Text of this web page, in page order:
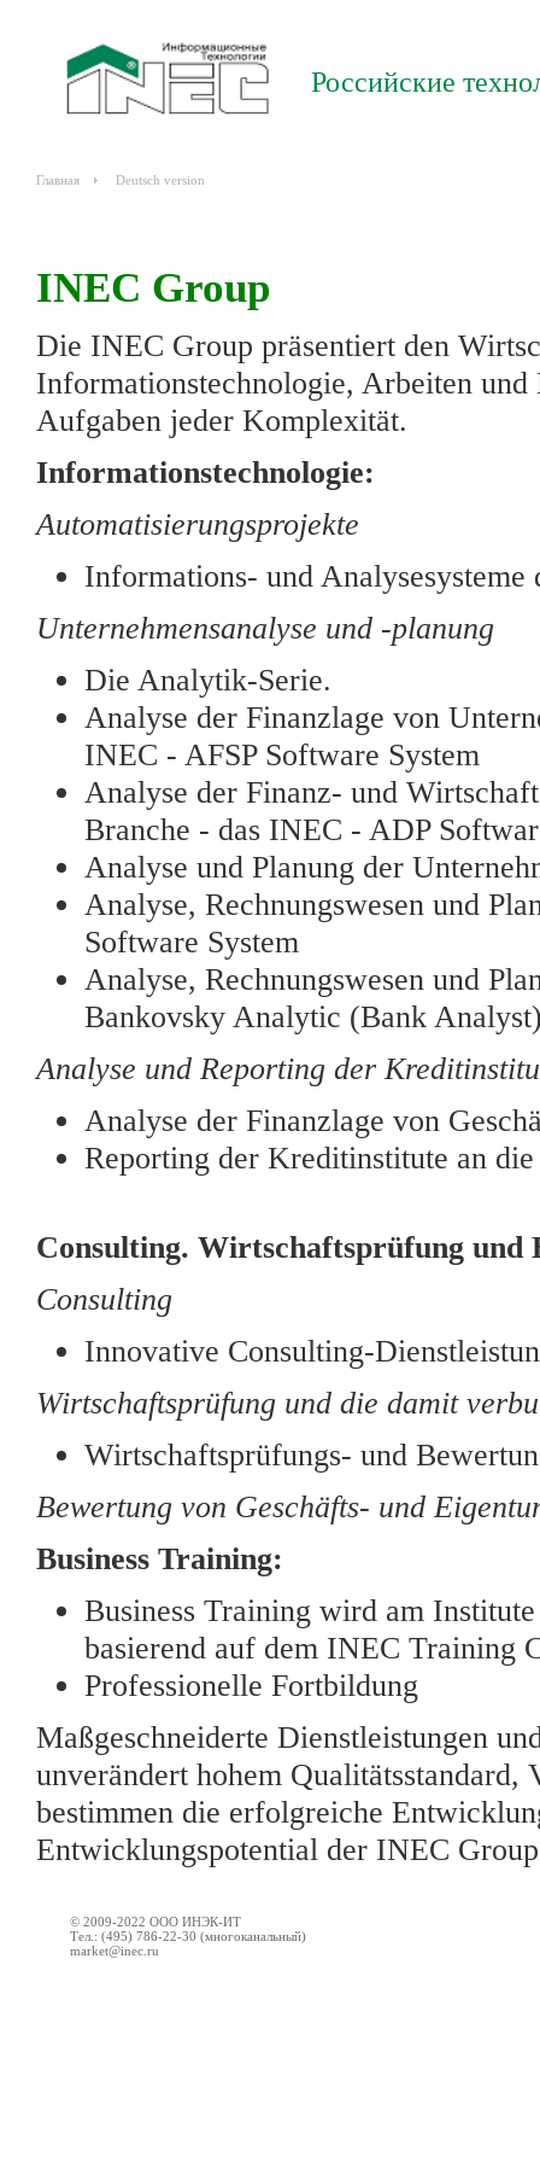
Российские
Главная Deutsch version
INEC Group
Die INEC Group präsentiert den
Informationstechnologie, Arbeiten
Aufgaben jeder Komplexität.
Informationstechnologie:
Automatisierungsprojekte
Informations- und
Unternehmensanalyse und -planung
Die Analytik-Serie.
Analyse der Finanzlage von
INEC - AFSP Software System
Analyse der Finanz- und
Branche - das INEC - ADP
Analyse und Planung der
Analyse, Rechnungswesen und
Software System
Analyse, Rechnungswesen und
Bankovsky Analytic (Bank
Analyse und Reporting der
Analyse der Finanzlage von
Reporting der Kreditinstitute an
Consulting. Wirtschaftsprüfung und
Consulting
Innovative Consulting-
Wirtschaftsprüfung und die damit
Wirtschaftsprüfungs- und
Bewertung von Geschäfts- und
Business Training:
Business Training wird am
basierend auf dem INEC Training
Professionelle Fortbildung
Maßgeschneiderte Dienstleistungen
unverändert hohem
bestimmen die erfolgreiche
Entwicklungspotential der INEC
© 2009-2022 ООО ИНЭК-ИТ
Тел.: (495) 786-22-30 (многоканальный)
market@inec.ru